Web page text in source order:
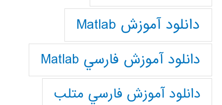
دانلود آموزش Matlab
دانلود آموزش فارسي Matlab
دانلود آموزش فارسي متلب